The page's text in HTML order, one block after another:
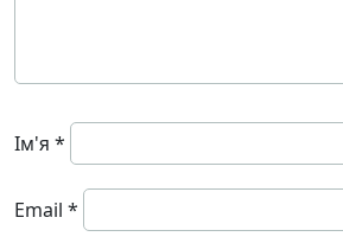
Ім'я *
Email *